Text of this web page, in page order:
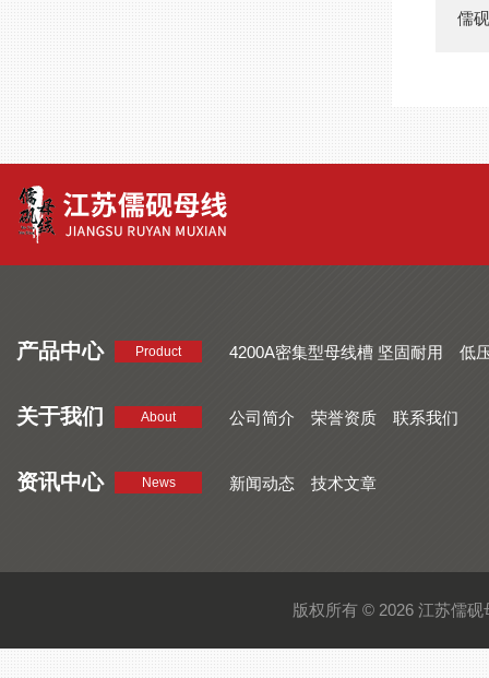
儒
产品中心 Product 4200A密集型母线槽 坚固耐用
低
关于我们 About 公司简介 荣誉资质 联系我们
资讯中心 News 新闻动态 技术文章
版权所有 © 2026 江苏儒